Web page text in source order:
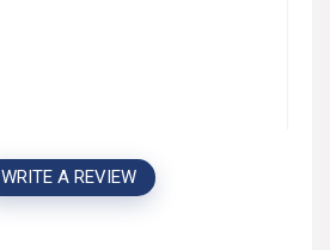
WRITE A REVIEW